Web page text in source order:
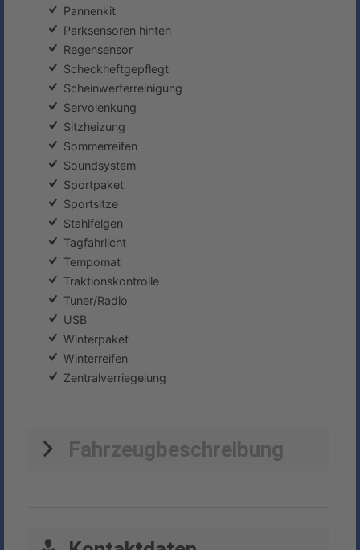
Pannenkit
Parksensoren hinten
Regensensor
Scheckheftgepflegt
Scheinwerferreinigung
Servolenkung
Sitzheizung
Sommerreifen
Soundsystem
Sportpaket
Sportsitze
Stahlfelgen
Tagfahrlicht
Tempomat
Traktionskontrolle
Tuner/Radio
USB
Winterpaket
Winterreifen
Zentralverriegelung
Fahrzeugbeschreibung